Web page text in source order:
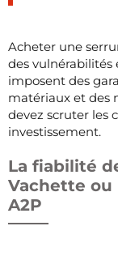
Acheter une
des vulnérabilités
imposent des
matériaux et des
devez scruter les
investissement.
La fiabilité
Vachette
A2P